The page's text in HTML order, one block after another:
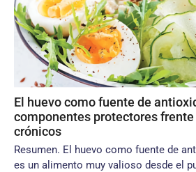
El huevo como fuente de
componentes protectores
crónicos
Resumen. El huevo como fuente de
es un alimento muy valioso desde el